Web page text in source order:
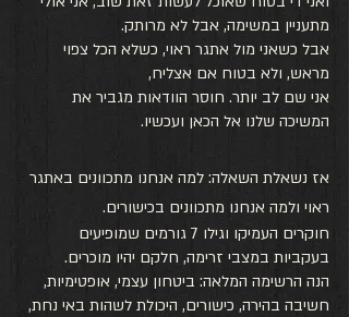
מתעניין במשימה, אבל לא מרותק.
אבל כשאני מול אתגר ראוי, כשלא הכל צפוי
מראש, ולא בטוח אם אצליח,
אני שם לב יותר. חוסר הוודאות מגביר את
המשיכה שלנו אל הכאן ועכשיו.
אז נשאלת השאלה: למה אנחנו מתכוונים באתגר
ראוי ולמה אנחנו מתכוונים בכישורים.
חוקרים העמיקו וגילו 7 גורמים שמופיעים
בעקביות במצבי זרימה, חלקם יהיו מוכרים.
הנה הרשימה המלאה: ביטחון עצמי, אופטימיות,
חשיבה בהירה, כישורים, היכולת לשהות באי נחת,